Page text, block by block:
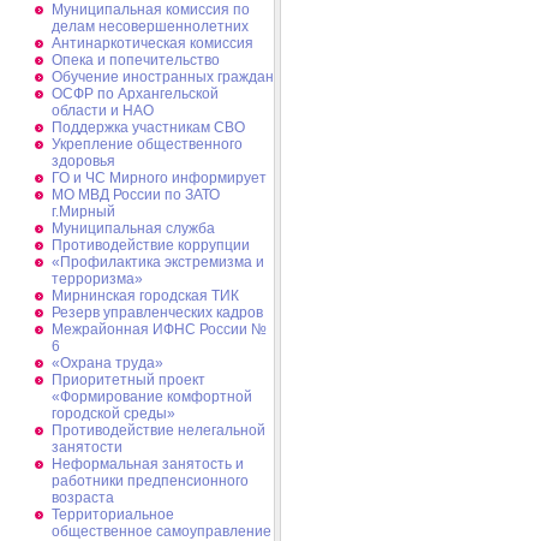
Муниципальная комиссия по
делам несовершеннолетних
Антинаркотическая комиссия
Опека и попечительство
Обучение иностранных граждан
ОСФР по Архангельской
области и НАО
Поддержка участникам СВО
Укрепление общественного
здоровья
ГО и ЧС Мирного информирует
МО МВД России по ЗАТО
г.Мирный
Муниципальная cлужба
Противодействие коррупции
«Профилактика экстремизма и
терроризма»
Мирнинская городская ТИК
Резерв управленческих кадров
Межрайонная ИФНС России №
6
«Охрана труда»
Приоритетный проект
«Формирование комфортной
городской среды»
Противодействие нелегальной
занятости
Неформальная занятость и
работники предпенсионного
возраста
Территориальное
общественное самоуправление